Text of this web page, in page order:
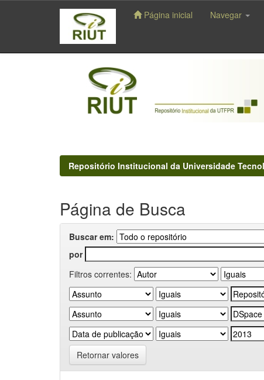
navigation
Página inicial Navegar
Repositório Institucional da Universidade
Página de Busca
Buscar em:
por
Filtros correntes:
Retornar valores